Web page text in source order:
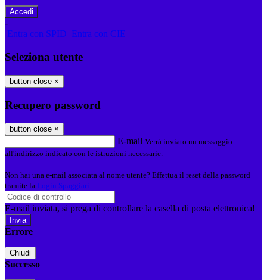
-
Entra con SPID Entra con CIE
Seleziona utente
button close ×
Recupero password
button close ×
E-mail Verrà inviato un messaggio
all'indirizzo indicato con le istruzioni necessarie.
Non hai una e-mail associata al nome utente? Effettua il reset della password
tramite la Login Spaggiari
E-mail inviata, si prega di controllare la casella di posta elettronica!
Errore
Chiudi
Successo